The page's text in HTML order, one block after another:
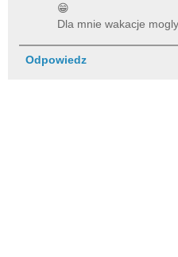
😁
Dla mnie wakacje
Odpowiedz